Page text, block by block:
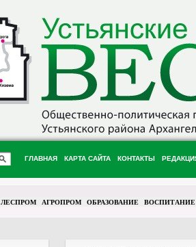
ГЛАВНАЯ КАРТА САЙТА КОНТАКТЫ
ЛЕСПРОМ АГРОПРОМ ОБРАЗОВАНИЕ ВОСПИТАНИЕ